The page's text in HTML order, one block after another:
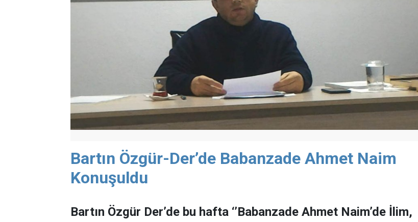
Bartın Özgür-Der’de Babanzade Ahmet Naim
Konuşuldu
Bartın Özgür Der’de bu hafta ‘’Babanzade Ahmet Naim’de İlim,